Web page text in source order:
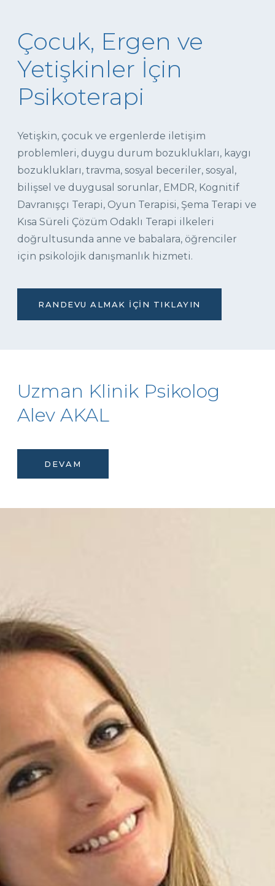
Çocuk, Ergen ve
Yetişkinler İçin
Psikoterapi
Yetişkin, çocuk ve ergenlerde iletişim
problemleri, duygu durum bozuklukları, kaygı
bozuklukları, travma, sosyal beceriler, sosyal,
bilişsel ve duygusal sorunlar, EMDR, Kognitif
Davranışçı Terapi, Oyun Terapisi, Şema Terapi ve
Kısa Süreli Çözüm Odaklı Terapi ilkeleri
doğrultusunda anne ve babalara, öğrenciler
için psikolojik danışmanlık hizmeti.
RANDEVU ALMAK İÇIN TIKLAYIN
Uzman Klinik Psikolog
Alev AKAL
DEVAM